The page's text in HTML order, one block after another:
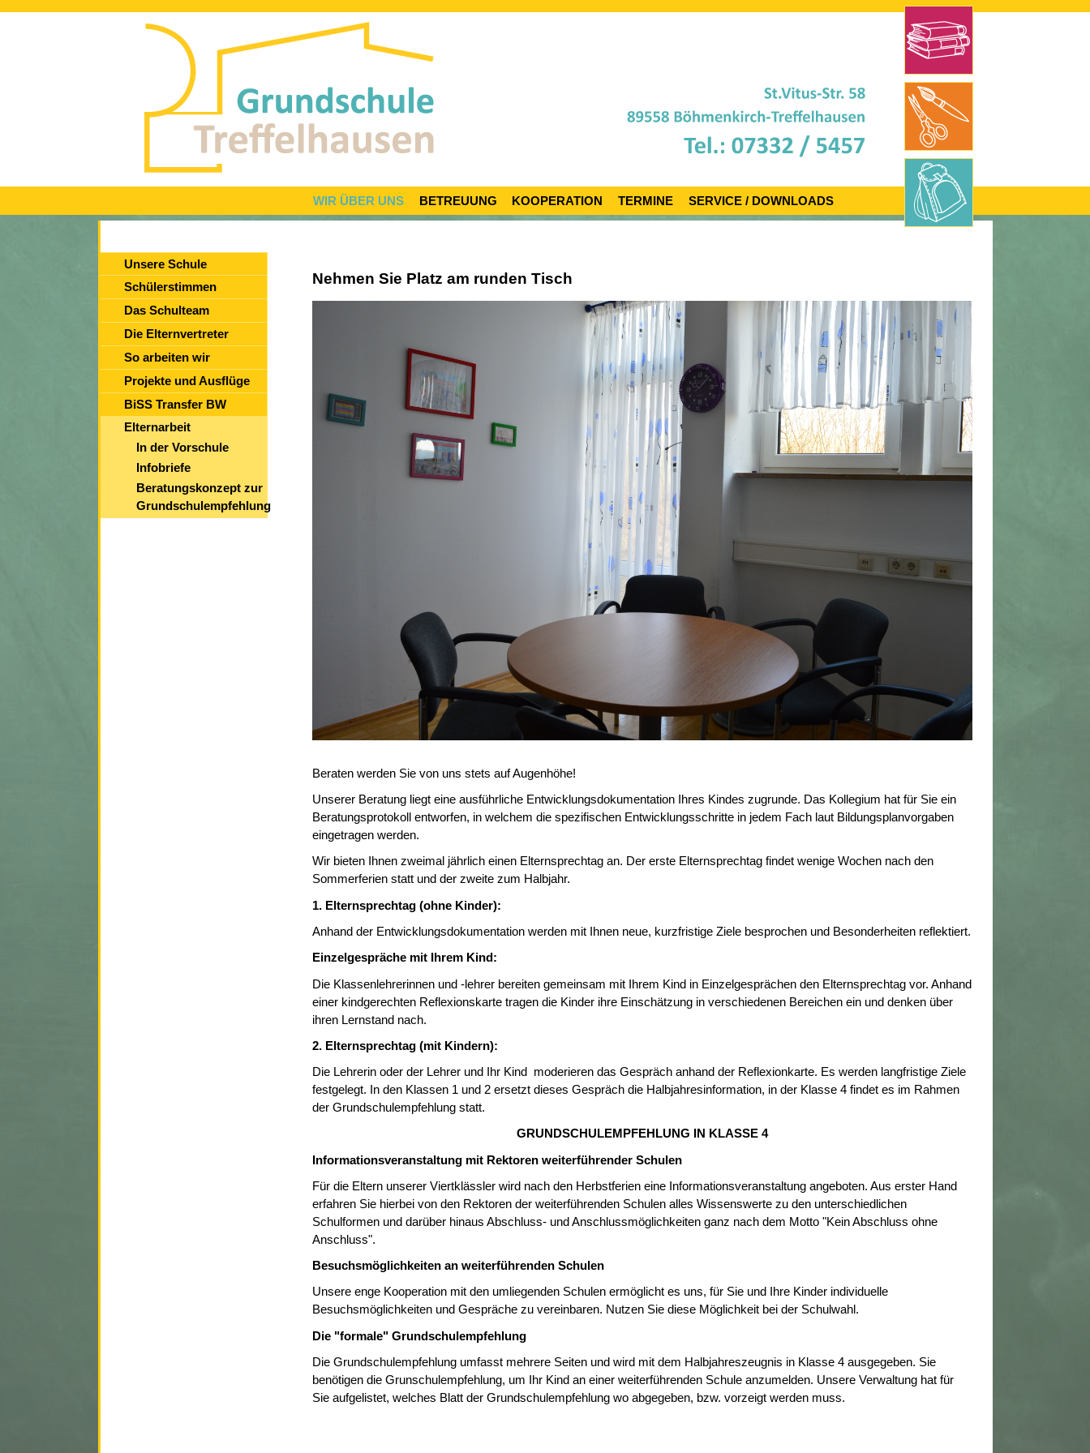
WIR ÜBER UNS
Unsere Schule
Schülerstimmen
Das Schulteam
Die Elternvertreter
So arbeiten wir
Projekte und Ausflüge
BiSS Transfer BW
Elternarbeit
In der Vorschule
Infobriefe
Beratungskonzept zur
Grundschulempfehlung
BETREUUNG KOOPERATION TERMINE SERVICE / DOWNLOADS
Nehmen Sie Platz am runden Tisch
Beraten werden Sie von uns stets auf Augenhöhe!
Unserer Beratung liegt eine ausführliche Entwicklungsdokumentation Ihres Kindes zugrunde. Das Kollegium hat für Sie ein
Beratungsprotokoll entworfen, in welchem die spezifischen Entwicklungsschritte in jedem Fach laut Bildungsplanvorgaben
eingetragen werden.
Wir bieten Ihnen zweimal jährlich einen Elternsprechtag an. Der erste Elternsprechtag findet wenige Wochen nach den
Sommerferien statt und der zweite zum Halbjahr.
1. Elternsprechtag (ohne Kinder):
Anhand der Entwicklungsdokumentation werden mit Ihnen neue, kurzfristige Ziele besprochen und Besonderheiten reflektiert.
Einzelgespräche mit Ihrem Kind:
Die Klassenlehrerinnen und -lehrer bereiten gemeinsam mit Ihrem Kind in Einzelgesprächen den Elternsprechtag vor. Anhand
einer kindgerechten Reflexionskarte tragen die Kinder ihre Einschätzung in verschiedenen Bereichen ein und denken über
ihren Lernstand nach.
2. Elternsprechtag (mit Kindern):
Die Lehrerin oder der Lehrer und Ihr Kind moderieren das Gespräch anhand der Reflexionkarte. Es werden langfristige Ziele
festgelegt. In den Klassen 1 und 2 ersetzt dieses Gespräch die Halbjahresinformation, in der Klasse 4 findet es im Rahmen
der Grundschulempfehlung statt.
GRUNDSCHULEMPFEHLUNG IN KLASSE 4
Informationsveranstaltung mit Rektoren weiterführender Schulen
Für die Eltern unserer Viertklässler wird nach den Herbstferien eine Informationsveranstaltung angeboten. Aus erster Hand
erfahren Sie hierbei von den Rektoren der weiterführenden Schulen alles Wissenswerte zu den unterschiedlichen
Schulformen und darüber hinaus Abschluss- und Anschlussmöglichkeiten ganz nach dem Motto "Kein Abschluss ohne
Anschluss".
Besuchsmöglichkeiten an weiterführenden Schulen
Unsere enge Kooperation mit den umliegenden Schulen ermöglicht es uns, für Sie und Ihre Kinder individuelle
Besuchsmöglichkeiten und Gespräche zu vereinbaren. Nutzen Sie diese Möglichkeit bei der Schulwahl.
Die "formale" Grundschulempfehlung
Die Grundschulempfehlung umfasst mehrere Seiten und wird mit dem Halbjahreszeugnis in Klasse 4 ausgegeben. Sie
benötigen die Grunschulempfehlung, um Ihr Kind an einer weiterführenden Schule anzumelden. Unsere Verwaltung hat für
Sie aufgelistet, welches Blatt der Grundschulempfehlung wo abgegeben, bzw. vorzeigt werden muss.